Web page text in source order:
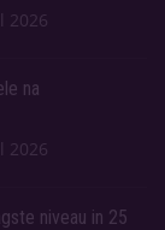
2026
na
2026
niveau in 25